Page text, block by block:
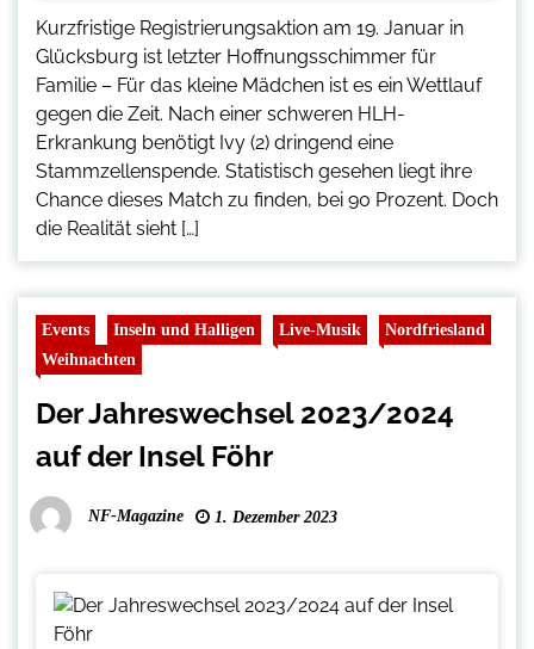
Kurzfristige Registrierungsaktion am 19. Januar in
Glücksburg ist letzter Hoffnungsschimmer für
Familie – Für das kleine Mädchen ist es ein Wettlauf
gegen die Zeit. Nach einer schweren HLH-
Erkrankung benötigt Ivy (2) dringend eine
Stammzellenspende. Statistisch gesehen liegt ihre
Chance dieses Match zu finden, bei 90 Prozent. Doch
die Realität sieht […]
Events Inseln und Halligen Live-Musik
Nordfriesland
Weihnachten
Der Jahreswechsel 2023/2024
auf der Insel Föhr
NF-Magazine 1. Dezember 2023